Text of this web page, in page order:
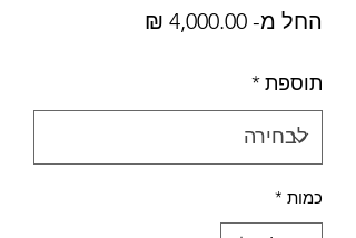
החל מ- 4,000.00 ₪
תוספת*
כמות *